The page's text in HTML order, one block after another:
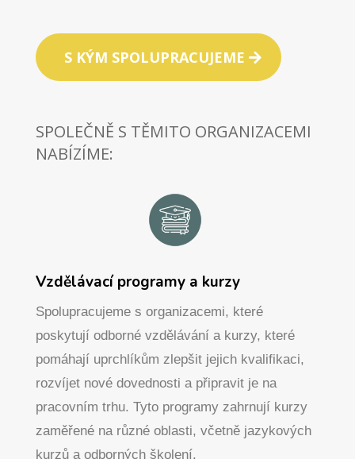
S KÝM SPOLUPRACUJEME
SPOLEČNĚ S TĚMITO ORGANIZACEMI
NABÍZÍME:
Vzdělávací programy a kurzy
Spolupracujeme s organizacemi, které
poskytují odborné vzdělávání a kurzy, které
pomáhají uprchlíkům zlepšit jejich kvalifikaci,
rozvíjet nové dovednosti a připravit je na
pracovním trhu. Tyto programy zahrnují kurzy
zaměřené na různé oblasti, včetně jazykových
kurzů a odborných školení.